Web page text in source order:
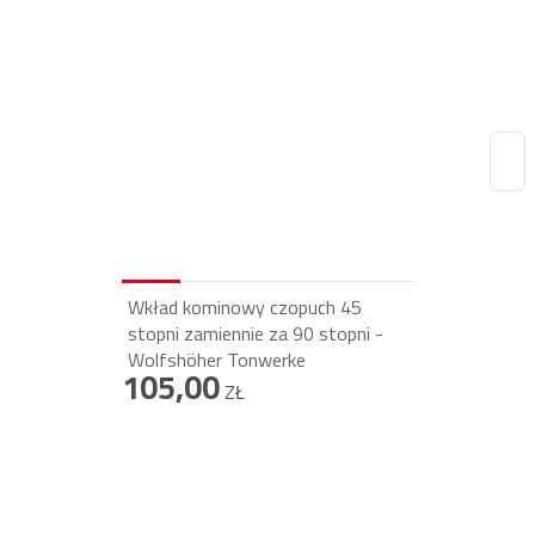
Wkład kominowy czopuch 45
stopni zamiennie za 90 stopni -
Wolfshöher Tonwerke
105,00ZŁ